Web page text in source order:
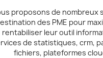
proposons de nombreux
des PME pour
rentabiliser leur outil
de statistiques, crm,
fichiers, plateformes